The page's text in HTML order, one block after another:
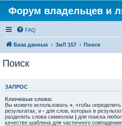
Форум владельцев и
FAQ
База данных ЗиЛ 157 Поиск
Поиск
ЗАПРОС
Ключевые слова:
Вы можете использовать + , чтобы
результатах, и - для слов, которых в
разделить слова символом | для поиска
качестве шаблона для частичного совпадения.